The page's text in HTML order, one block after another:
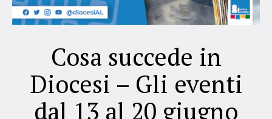
Cosa succede in
Diocesi – Gli eventi
dal 13 al 20 giugno